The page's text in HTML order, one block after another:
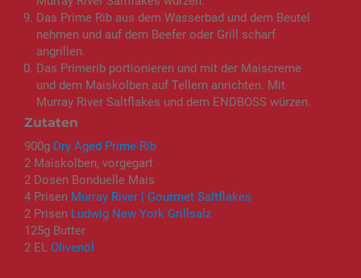
Zutaten
900g Dry Aged Prime Rib
2 Maiskolben, vorgegart
2 Dosen Bonduelle Mais
4 Prisen Murray River | Gourmet Saltflakes
2 Prisen Ludwig New York Grillsalz
125g Butter
2 EL Olivenöl
Das Prime Rib aus dem Wasserbad und dem Beutel
nehmen und auf dem Beefer oder Grill scharf
angrillen.
Das Primerib portionieren und mit der Maiscreme
und dem Maiskolben auf Tellern anrichten. Mit
Murray River Saltflakes und dem ENDBOSS würzen.